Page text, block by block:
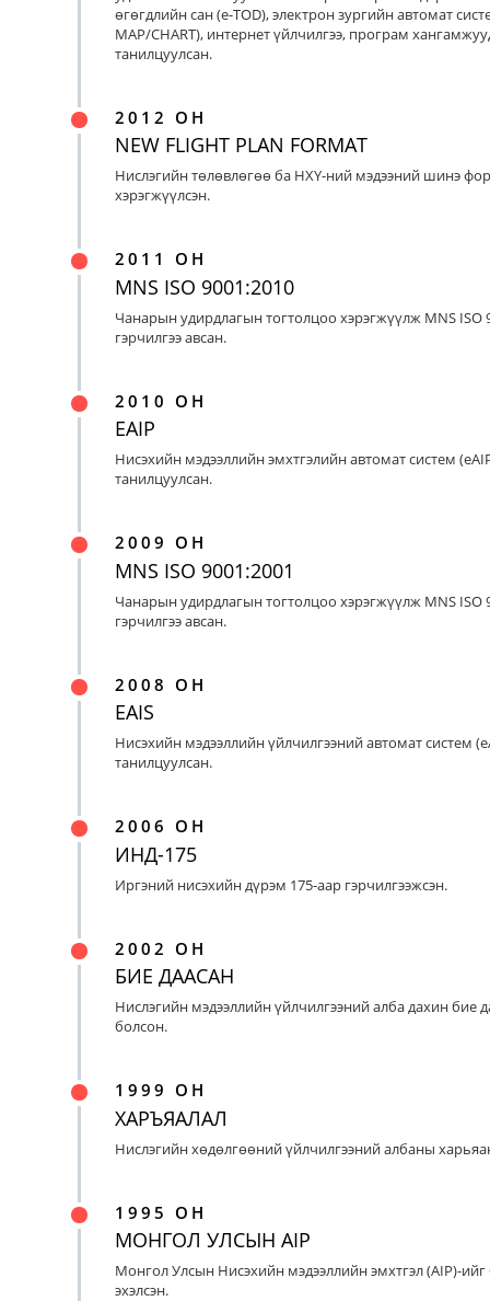
өгөгдлийн сан (e-TOD), электрон зургийн автомат
MAP/CHART), интернет үйлчилгээ, програм
танилцуулсан.
2012 ОН
NEW FLIGHT PLAN FORMAT
Нислэгийн төлөвлөгөө ба НХҮ-ний мэдээний шинэ
хэрэгжүүлсэн.
2011 ОН
MNS ISO 9001:2010
Чанарын удирдлагын тогтолцоо хэрэгжүүлж MNS ISO
гэрчилгээ авсан.
2010 ОН
EAIP
Нисэхийн мэдээллийн эмхтгэлийн автомат систем
танилцуулсан.
2009 ОН
MNS ISO 9001:2001
Чанарын удирдлагын тогтолцоо хэрэгжүүлж MNS ISO
гэрчилгээ авсан.
2008 ОН
EAIS
Нисэхийн мэдээллийн үйлчилгээний автомат систем
танилцуулсан.
2006 ОН
ИНД-175
Иргэний нисэхийн дүрэм 175-аар гэрчилгээжсэн.
2002 ОН
БИЕ ДААСАН
Нислэгийн мэдээллийн үйлчилгээний алба дахин бие
болсон.
1999 ОН
ХАРЪЯАЛАЛ
Нислэгийн хөдөлгөөний үйлчилгээний албаны
1995 ОН
МОНГОЛ УЛСЫН AIP
Монгол Улсын Нисэхийн мэдээллийн эмхтгэл (AIP)-
эхэлсэн.